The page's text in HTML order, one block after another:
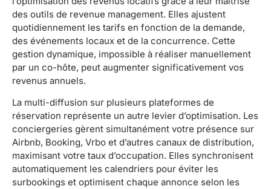
des outils de revenue management. Elles ajustent
quotidiennement les tarifs en fonction de la demande,
des événements locaux et de la concurrence. Cette
gestion dynamique, impossible à réaliser manuellement
par un co-hôte, peut augmenter significativement vos
revenus annuels.
La multi-diffusion sur plusieurs plateformes de
réservation représente un autre levier d’optimisation. Les
conciergeries gèrent simultanément votre présence sur
Airbnb, Booking, Vrbo et d’autres canaux de distribution,
maximisant votre taux d’occupation. Elles synchronisent
automatiquement les calendriers pour éviter les
surbookings et optimisent chaque annonce selon les